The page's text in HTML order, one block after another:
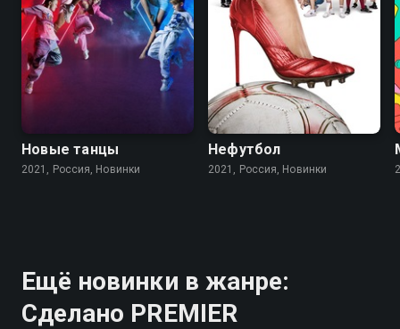
Новые танцы
2021, Россия, Новинки
Нефутбол
2021, Россия, Новинки
Ещё новинки в жанре:
Сделано PREMIER